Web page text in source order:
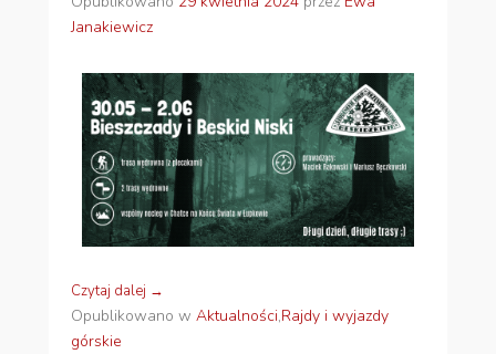
Janakiewicz
Czytaj dalej →
Opublikowano w Aktualności,Rajdy i wyjazdy
górskie